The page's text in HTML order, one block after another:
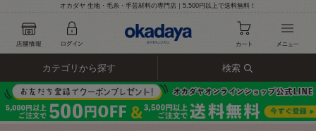
オカダヤ 生地・毛糸・手芸材料の専門店｜5,500円以上で送料無料！
カテゴリから探す 検索